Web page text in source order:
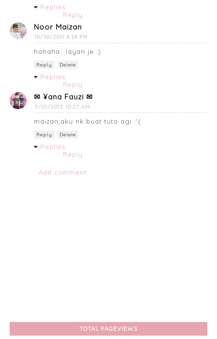
Replies
Reply
Noor Maizan
10/30/2011 8:34 PM
hahaha...layan je :)
Reply Delete
Replies
Reply
✉ ¥ana Fauzi ✉
5/01/2012 10:27 AM
maizan,aku nk buat tuto agi :'(
Reply Delete
Replies
Reply
Add comment
TOTAL PAGEVIEWS